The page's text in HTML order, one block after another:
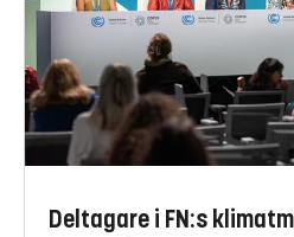
Deltagare i FN:s